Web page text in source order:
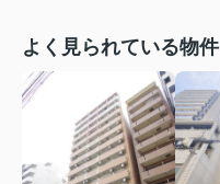
よく見られている物件